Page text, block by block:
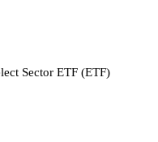
Sector ETF (ETF)